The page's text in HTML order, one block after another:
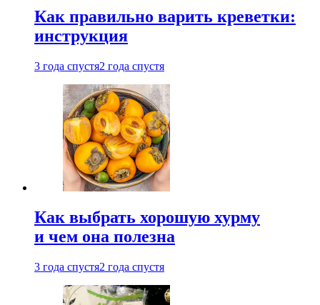
Как правильно варить креветки:
инструкция
3 года спустя2 года спустя
Как выбрать хорошую хурму
и чем она полезна
3 года спустя2 года спустя